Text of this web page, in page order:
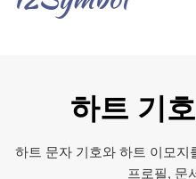
하트 기
하트 문자 기호와 하트 이모
프로필, 문